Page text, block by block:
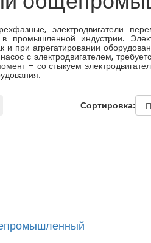
электродвигатели
промышленной индустрии.
и при агрегатировании
с электродвигателем,
– со стыкуем
Сортировка: